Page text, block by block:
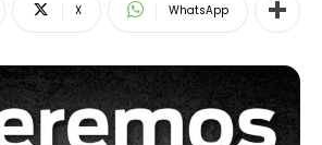
X WhatsApp